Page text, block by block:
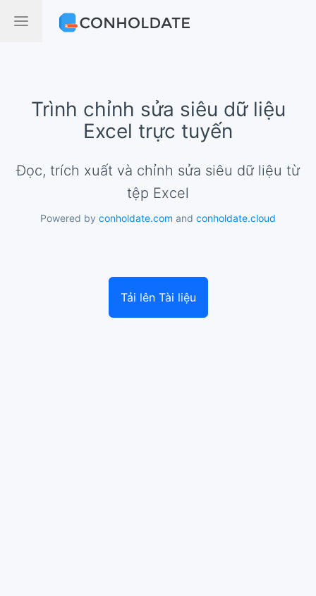
Trình chỉnh sửa siêu dữ liệu
Excel trực tuyến
Đọc, trích xuất và chỉnh sửa siêu dữ liệu từ
tệp Excel
Powered by conholdate.com and conholdate.cloud
Tải lên Tài liệu